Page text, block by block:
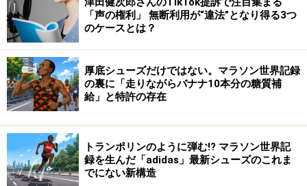
ど、うちの会社。超優良企業のＡ社と合併するんだよ
ね。」というＭ＆Ａ情報を聞きつけて、その会社の株を
購入したら株価が急騰して大もうけ！
「声の権利」 無断利用が“違法”となり得る3つ
のケースとは？
厚底シューズだけではない。マラソン世界記録
の裏に「走りながらバナナ10本分の糖質補
給」と特許の存在
トランポリンのように弾む!? マラソン世界記
録を生んだ「adidas」最新シューズのこれま
でにない新構造